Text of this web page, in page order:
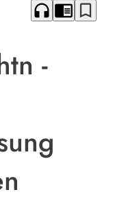
headphones chrome_reader_mode bookmark_border
-